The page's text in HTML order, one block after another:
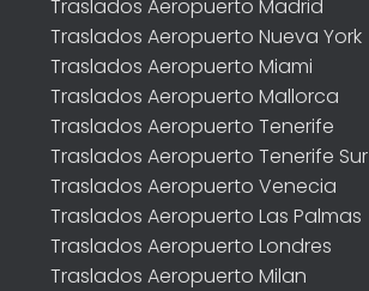
Traslados Aeropuerto Madrid
Traslados Aeropuerto Nueva York
Traslados Aeropuerto Miami
Traslados Aeropuerto Mallorca
Traslados Aeropuerto Tenerife
Traslados Aeropuerto Tenerife Sur
Traslados Aeropuerto Venecia
Traslados Aeropuerto Las Palmas
Traslados Aeropuerto Londres
Traslados Aeropuerto Milan